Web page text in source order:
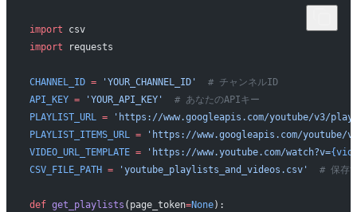
import csv
import requests
CHANNEL_ID = 'YOUR_CHANNEL_ID'
  # チャンネルID
API_KEY = 'YOUR_API_KEY'
  # あなたのAPIキー
PLAYLIST_URL = 'https://www.googleapis.com/youtube/v3/
PLAYLIST_ITEMS_URL = 'https://www.googleapis.com/youtube/
VIDEO_URL_TEMPLATE = 'https://www.youtube.com/watch?v=
CSV_FILE_PATH = 'youtube_playlists_and_videos.csv'
# 保存
def get_playlists (page_token=None):